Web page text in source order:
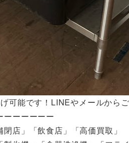
可能です！LINEやメールから
ーーーーーー
店」「飲食店」「高価買取」